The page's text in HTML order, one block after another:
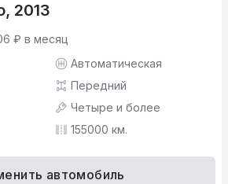
2013
₽ в месяц
Автоматическая
Передний
Четыре и более
155000 км.
автомобиль